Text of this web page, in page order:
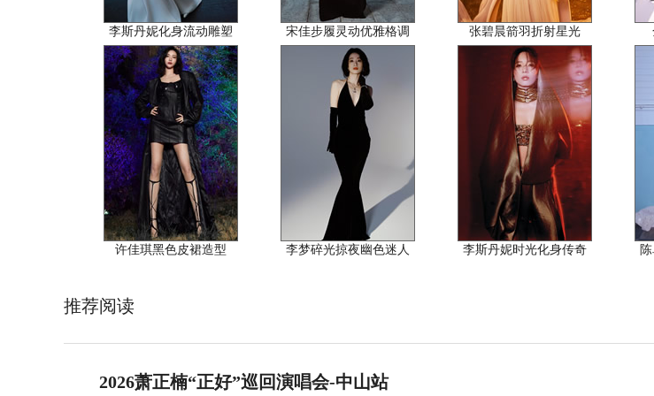
李斯丹妮化身流动雕塑 宋佳步履灵动优雅格调 张碧晨箭羽折射星光
许佳琪黑色皮裙造型 李梦碎光掠夜幽色迷人 李斯丹妮时光化身传奇
推荐阅读
2026萧正楠“正好”巡回演唱会-中山站